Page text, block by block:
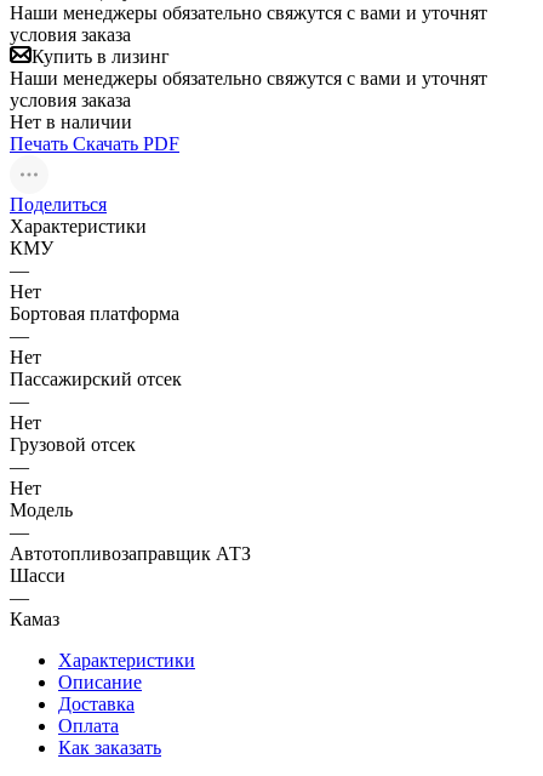
Наши менеджеры обязательно свяжутся с вами и уточнят
условия заказа
Купить в лизинг
Наши менеджеры обязательно свяжутся с вами и уточнят
условия заказа
Нет в наличии
Печать Скачать PDF
Поделиться
Характеристики
КМУ
—
Нет
Бортовая платформа
—
Нет
Пассажирский отсек
—
Нет
Грузовой отсек
—
Нет
Модель
—
Автотопливозаправщик АТЗ
Шасси
—
Камаз
Характеристики
Описание
Доставка
Оплата
Как заказать